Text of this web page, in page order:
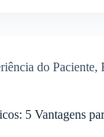
do Paciente,
5 Vantagens